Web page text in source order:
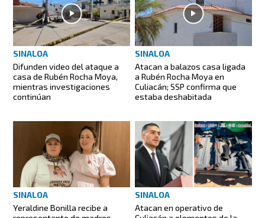
SINALOA
Difunden video del ataque a
casa de Rubén Rocha Moya,
mientras investigaciones
continúan
SINALOA
Atacan a balazos casa ligada
a Rubén Rocha Moya en
Culiacán; SSP confirma que
estaba deshabitada
SINALOA
Yeraldine Bonilla recibe a
SINALOA
Atacan en operativo de